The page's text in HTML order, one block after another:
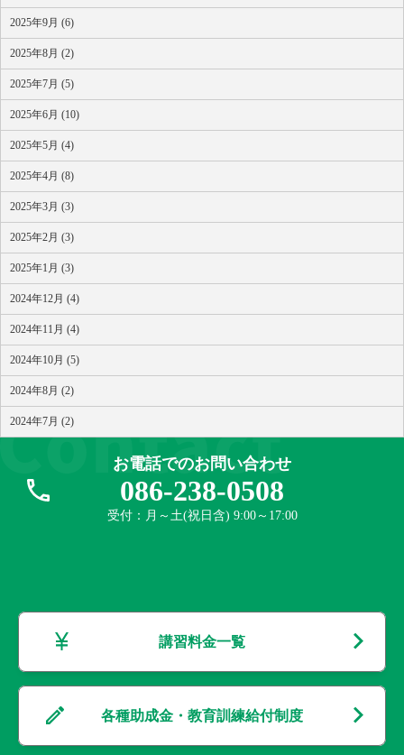
2025年9月 (6)
2025年8月 (2)
2025年7月 (5)
2025年6月 (10)
2025年5月 (4)
2025年4月 (8)
2025年3月 (3)
2025年2月 (3)
2025年1月 (3)
2024年12月 (4)
2024年11月 (4)
2024年10月 (5)
2024年8月 (2)
2024年7月 (2)
お電話でのお問い合わせ
086-238-0508
受付：月～土(祝日含) 9:00～17:00
講習料金一覧
各種助成金・教育訓練給付制度